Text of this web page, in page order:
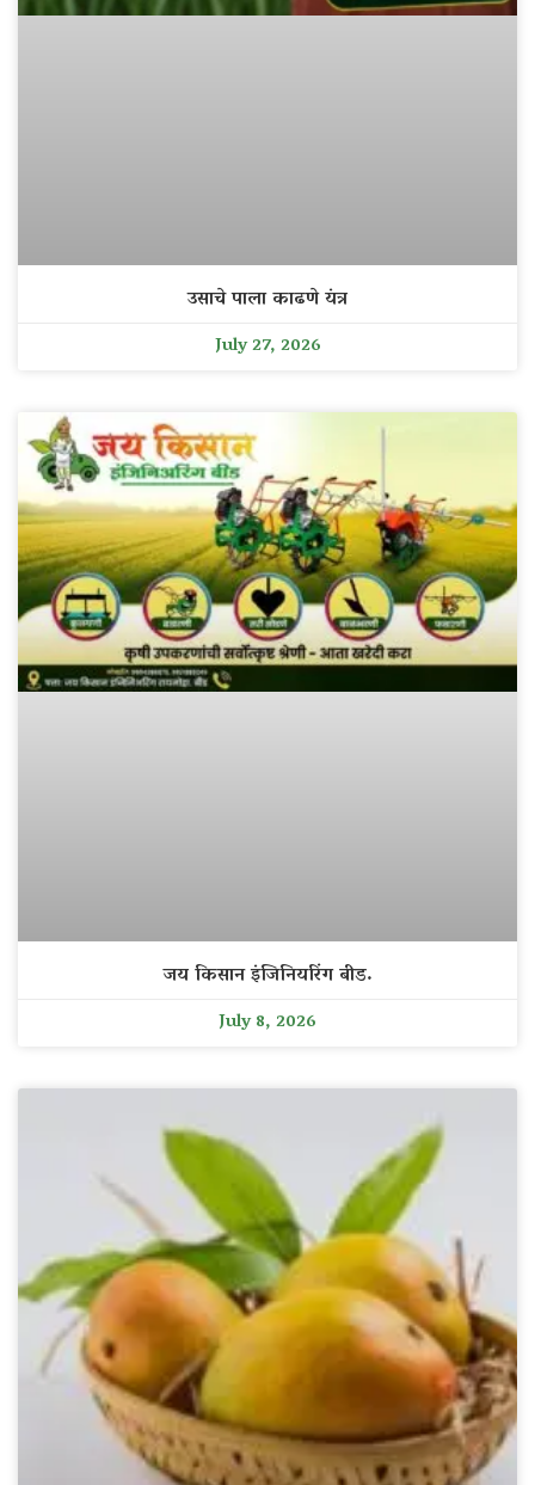
उसाचे पाला काढणे यंत्र
July 27, 2026
जय किसान इंजिनियरिंग बीड.
July 8, 2026